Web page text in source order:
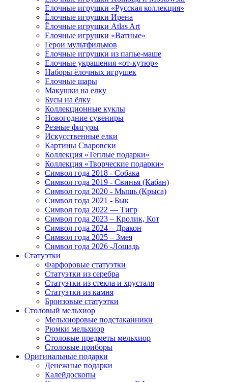
Елочные игрушки «Русская коллекция»
Ёлочные игрушки Ирена
Ёлочные игрушки Atlas Art
Елочные игрушки «Ватные»
Герои мультфильмов
Ёлочные игрушки из папье-маше
Елочные украшения «от-кутюр»
Наборы ёлочных игрушек
Елочные шары
Макушки на елку
Бусы на ёлку
Коллекционные куклы
Новогодние сувениры
Резные фигуры
Искусственные елки
Картины Сваровски
Коллекция «Теплые подарки»
Коллекция «Творческие подарки»
Символ года 2018 - Собака
Символ года 2019 - Свинья (Кабан)
Символ года 2020 - Мышь (Крыса)
Символ года 2021 - Бык
Символ года 2022 — Тигр
Символ года 2023 – Кролик, Кот
Символ года 2024 – Дракон
Символ года 2025 – Змея
Символ года 2026 -Лошадь
Статуэтки
Фарфоровые статуэтки
Статуэтки из серебра
Статуэтки из стекла и хрусталя
Статуэтки из камня
Бронзовые статуэтки
Столовый мельхиор
Мельхиоровые подстаканники
Рюмки мельхиор
Столовые предметы мельхиор
Столовые приборы
Оригинальные подарки
Денежные подарки
Калейдоскопы